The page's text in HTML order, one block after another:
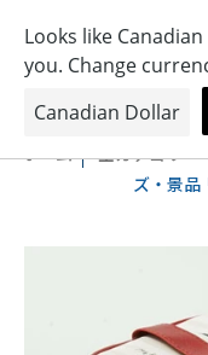
ホーム 全カテゴリー
ズ・景品